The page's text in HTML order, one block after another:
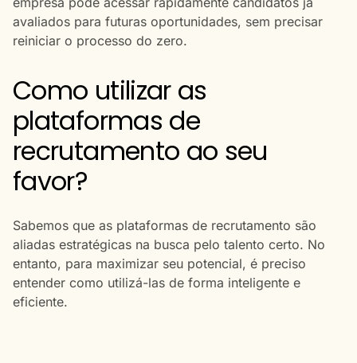
avaliados para futuras oportunidades, sem precisar
reiniciar o processo do zero.
Como utilizar as
plataformas de
recrutamento ao seu
favor?
Sabemos que as plataformas de recrutamento são
aliadas estratégicas na busca pelo talento certo. No
entanto, para maximizar seu potencial, é preciso
entender como utilizá-las de forma inteligente e
eficiente.